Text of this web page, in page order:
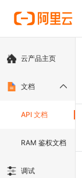
云产品主页
文档
API 文档
RAM 鉴权文档
调试